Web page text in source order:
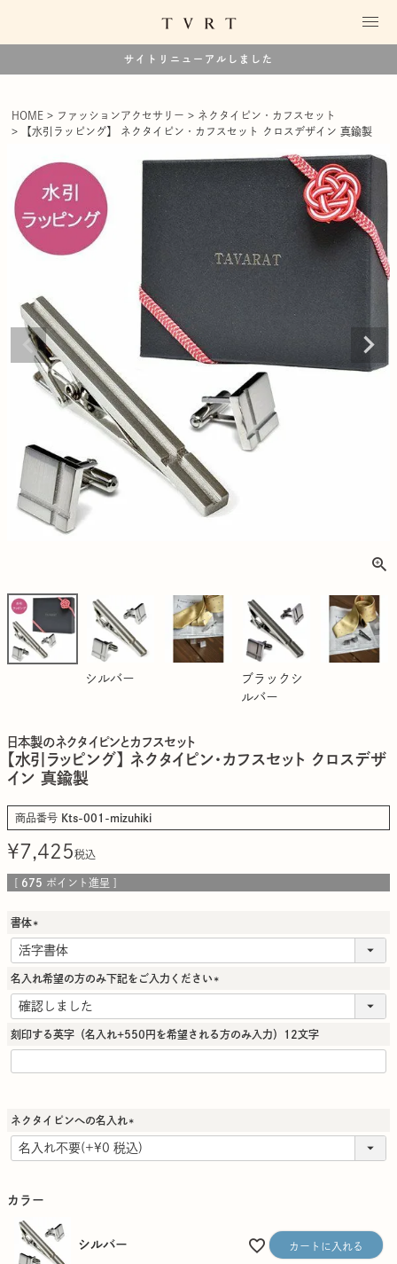
サイトリニューアルしました
HOME ファッションアクセサリー
ネクタイピン・カフスセット
【水引ラッピング】 ネクタイピン・カフスセット クロスデザイン 真鍮製
シルバー
ブラックシ
ルバー
日本製のネクタイピンとカフスセット
【水引ラッピング】 ネクタイピン・カフスセット クロスデザ
イン 真鍮製
商品番号 Kts-001-mizuhiki
¥7,425税込
[ 675 ポイント進呈 ]
書体
必
須
名入れ希望の方のみ下記をご入力ください
須
刻印する英字（名入れ+550円を希望される方のみ入力）12文字
ネクタイピンへの名入れ
(
必
カラー
シルバー カートに入れる